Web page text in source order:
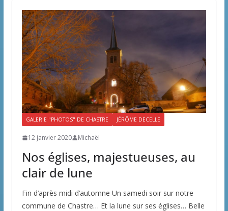
GALERIE "PHOTOS" DE CHASTRE JÉRÔME DECELLE
12 janvier 2020 Michaël
Nos églises, majestueuses, au
clair de lune
Fin d’après midi d’automne Un samedi soir sur notre
commune de Chastre… Et la lune sur ses églises… Belle